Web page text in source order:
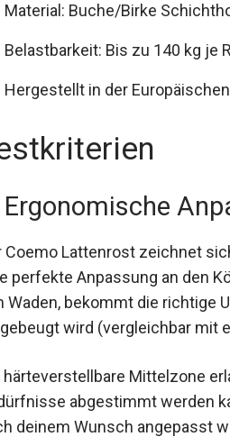
Material: Buche/Birke
Belastbarkeit: Bis zu 140 kg je
Hergestellt in der
Ergonomische
Coemo Lattenrost zeichnet
perfekte Anpassung an den
Waden, bekommt die
wird (vergleichbar mit
härteverstellbare Mittelzone
abgestimmt werden
deinem Wunsch angepasst